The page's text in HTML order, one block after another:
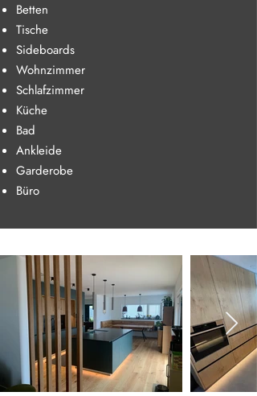
Betten
Tische
Sideboards
Wohnzimmer
Schlafzimmer
Küche
Bad
Ankleide
Garderobe
Büro